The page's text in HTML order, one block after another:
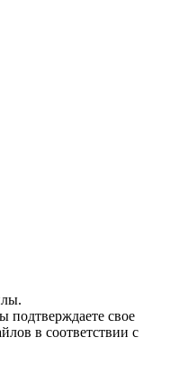
подтверждаете свое
в соответствии с